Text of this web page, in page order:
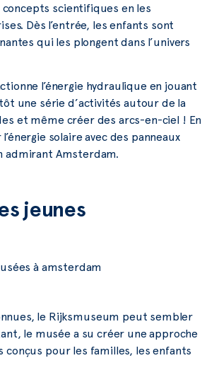
scientifiques en les
Dès l’entrée, les enfants sont
qui les plongent dans l’univers
l’énergie hydraulique en jouant
une série d’activités autour de la
et même créer des arcs-en-ciel ! En
solaire avec des panneaux
admirant Amsterdam.
jeunes
le Rijksmuseum peut sembler
le musée a su créer une approche
conçus pour les familles, les enfants